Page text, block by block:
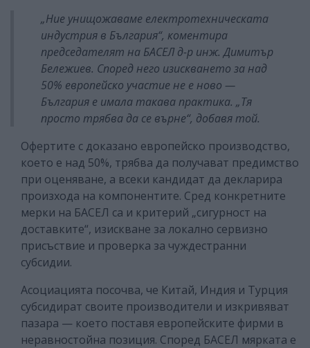
„Ние унищожаваме електротехническата
индустрия в България“, коментира
председателят на БАСЕЛ д-р инж. Димитър
Бележиев. Според него изискването за над
50% европейско участие не е ново —
България е имала такава практика. „Тя
просто трябва да се върне“, добавя той.
Офертите с доказано европейско производство,
което е над 50%, трябва да получават предимство
при оценяване, а всеки кандидат да декларира
произхода на компонентите. Сред конкретните
мерки на БАСЕЛ са и критерий „сигурност на
доставките“, изискване за локално сервизно
присъствие и проверка за чуждестранни
субсидии.
Асоциацията посочва, че Китай, Индия и Турция
субсидират своите производители и изкривяват
пазара — което поставя европейските фирми в
неравностойна позиция. Според БАСЕЛ мярката е